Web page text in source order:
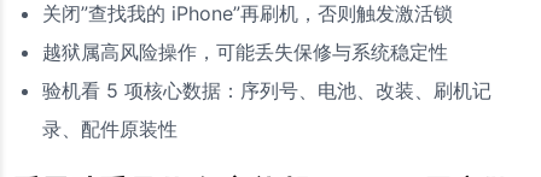
关闭”查找我的 iPhone”再刷机，否则触发激活锁
越狱属高风险操作，可能丢失保修与系统稳定性
验机看 5 项核心数据：序列号、电池、改装、刷机记
录、配件原装性